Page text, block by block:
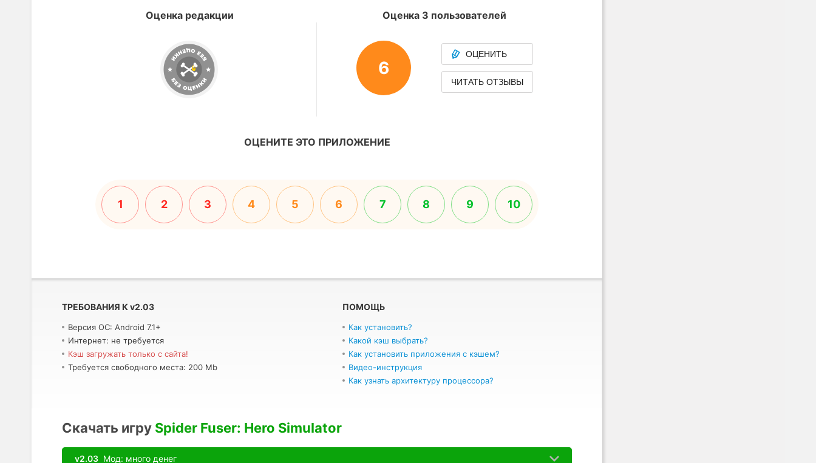
Оценка редакции Оценка 3 пользователей
6
ОЦЕНИТЬ
ЧИТАТЬ ОТЗЫВЫ
ОЦЕНИТЕ ЭТО ПРИЛОЖЕНИЕ
1 2 3 4 5 6 7 8 9 10
ТРЕБОВАНИЯ К v2.03
Версия ОС: Android 7.1+
Интернет: не требуется
Кэш загружать только с сайта!
Требуется свободного места: 200 Mb
ПОМОЩЬ
Как установить?
Какой кэш выбрать?
Как установить приложения с кэшем?
Видео-инструкция
Как узнать архитектуру процессора?
Скачать игру Spider Fuser: Hero Simulator
v2.03 Мод: много денег